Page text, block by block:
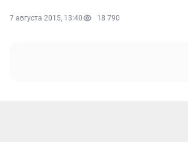
7 августа 2015, 13:40 18 790